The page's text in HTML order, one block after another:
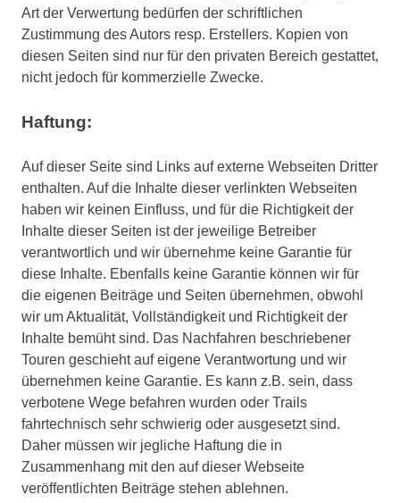
Art der Verwertung bedürfen der schriftlichen
Zustimmung des Autors resp. Erstellers. Kopien von
diesen Seiten sind nur für den privaten Bereich gestattet,
nicht jedoch für kommerzielle Zwecke.
Haftung:
Auf dieser Seite sind Links auf externe Webseiten Dritter
enthalten. Auf die Inhalte dieser verlinkten Webseiten
haben wir keinen Einfluss, und für die Richtigkeit der
Inhalte dieser Seiten ist der jeweilige Betreiber
verantwortlich und wir übernehme keine Garantie für
diese Inhalte. Ebenfalls keine Garantie können wir für
die eigenen Beiträge und Seiten übernehmen, obwohl
wir um Aktualität, Vollständigkeit und Richtigkeit der
Inhalte bemüht sind. Das Nachfahren beschriebener
Touren geschieht auf eigene Verantwortung und wir
übernehmen keine Garantie. Es kann z.B. sein, dass
verbotene Wege befahren wurden oder Trails
fahrtechnisch sehr schwierig oder ausgesetzt sind.
Daher müssen wir jegliche Haftung die in
Zusammenhang mit den auf dieser Webseite
veröffentlichten Beiträge stehen ablehnen.